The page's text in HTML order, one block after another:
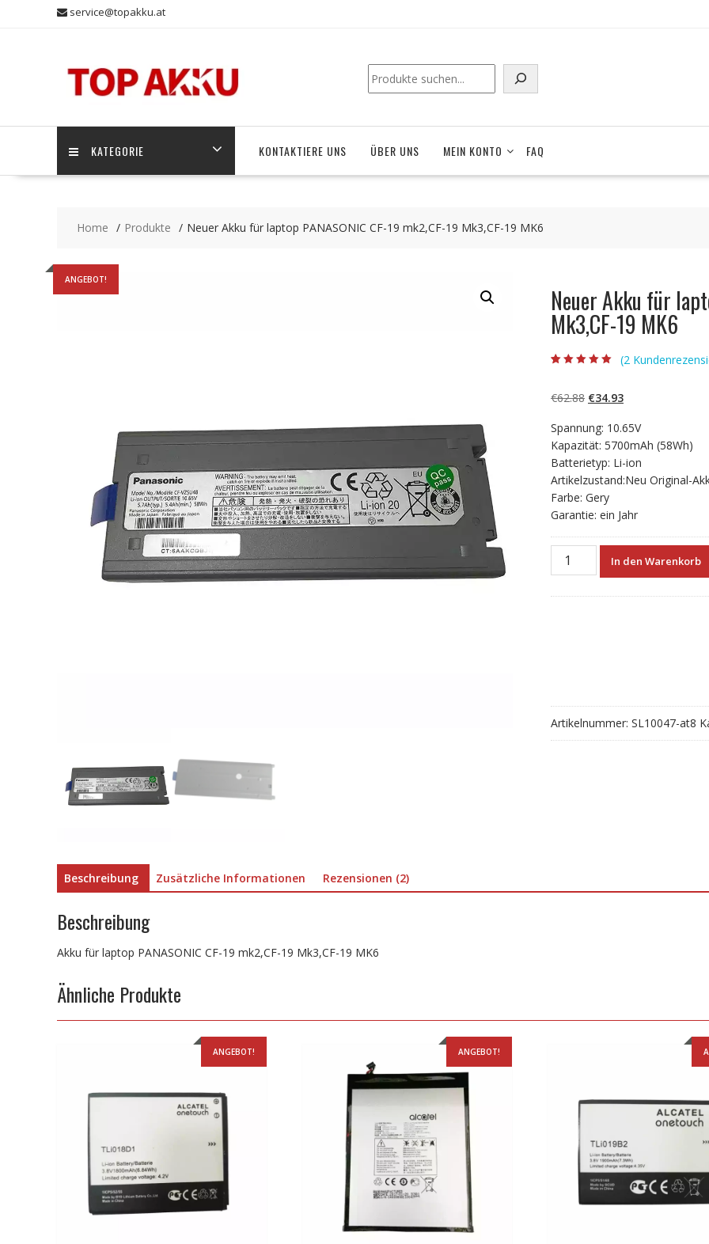
service@topakku.at
KATEGORIE KONTAKTIERE UNS ÜBER UNS MEIN KONTO FAQ
Home Produkte Neuer Akku für laptop PANASONIC CF-19 mk2,CF-19 Mk3,CF-19 MK6
ANGEBOT!
Neuer Akku für
Mk3,CF-19 MK6
basierend auf
Kundenbewertun
(2
€62.88 Ursprünglicher
war:
€62.88
€34.93Aktueller
ist:
€34.93.
Spannung: 10.65V
Kapazität: 5700mAh (58Wh)
Batterietyp: Li-ion
Artikelzustand:Neu Original-
Farbe: Gery
Garantie: ein Jahr
Neuer
Akku
Mk3,CF-
19
MK6
In den Warenkorb
Artikelnummer: SL10047-at8
Beschreibung Zusätzliche Informationen Rezensionen (2)
Beschreibung
Akku für laptop PANASONIC CF-19 mk2,CF-19 Mk3,CF-19 MK6
Ähnliche Produkte
ANGEBOT! ANGEBOT!